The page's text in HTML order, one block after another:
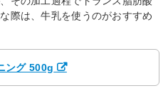
際は、牛乳を使うのがおすすめ
ング 500g